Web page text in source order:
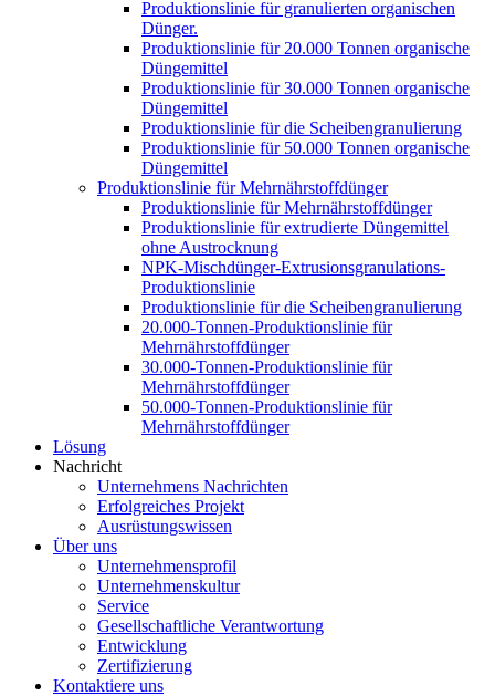
Produktionslinie für granulierten organischen
Dünger.
Produktionslinie für 20.000 Tonnen organische
Düngemittel
Produktionslinie für 30.000 Tonnen organische
Düngemittel
Produktionslinie für die Scheibengranulierung
Produktionslinie für 50.000 Tonnen organische
Düngemittel
Produktionslinie für Mehrnährstoffdünger
Produktionslinie für Mehrnährstoffdünger
Produktionslinie für extrudierte Düngemittel
ohne Austrocknung
NPK-Mischdünger-Extrusionsgranulations-
Produktionslinie
Produktionslinie für die Scheibengranulierung
20.000-Tonnen-Produktionslinie für
Mehrnährstoffdünger
30.000-Tonnen-Produktionslinie für
Mehrnährstoffdünger
50.000-Tonnen-Produktionslinie für
Mehrnährstoffdünger
Lösung
Nachricht
Unternehmens Nachrichten
Erfolgreiches Projekt
Ausrüstungswissen
Über uns
Unternehmensprofil
Unternehmenskultur
Service
Gesellschaftliche Verantwortung
Entwicklung
Zertifizierung
Kontaktiere uns